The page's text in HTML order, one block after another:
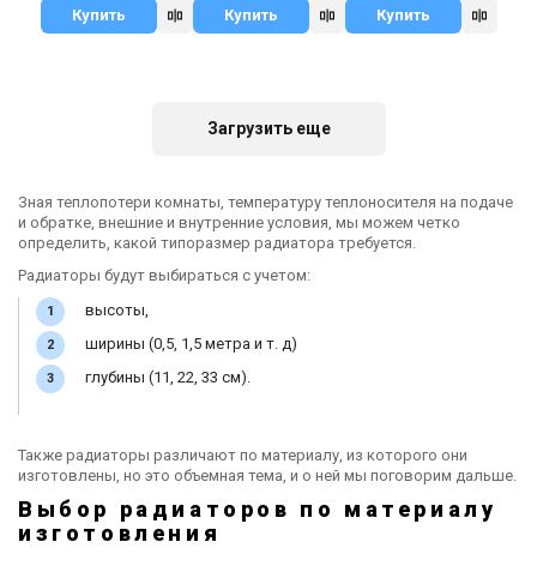
Купить Купить Купить
Загрузить еще
Зная теплопотери комнаты, температуру теплоносителя на подаче
и обратке, внешние и внутренние условия, мы можем четко
определить, какой типоразмер радиатора требуется.
Радиаторы будут выбираться с учетом:
высоты,
ширины (0,5, 1,5 метра и т. д)
глубины (11, 22, 33 см).
Также радиаторы различают по материалу, из которого они
изготовлены, но это объемная тема, и о ней мы поговорим дальше.
Выбор радиаторов по материалу
изготовления